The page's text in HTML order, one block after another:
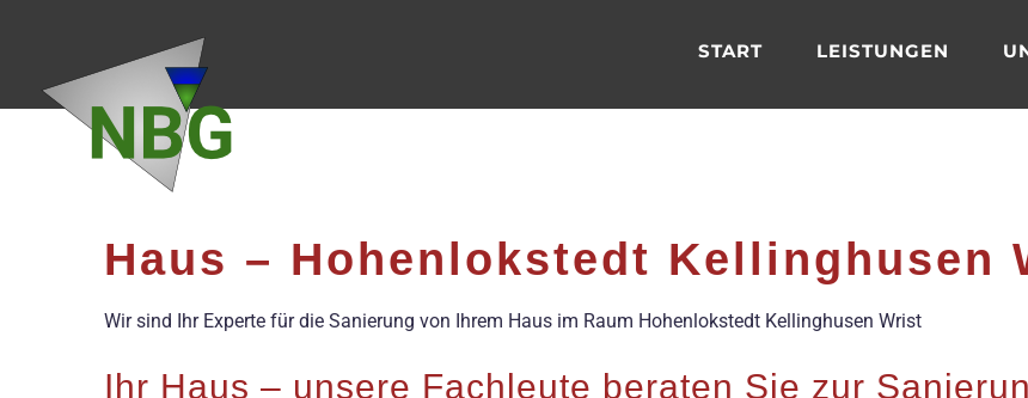
springen
START LEISTUNGEN
Haus – Hohenlokstedt Kellinghusen
Wir sind Ihr Experte für die Sanierung von Ihrem Haus im Raum Hohenlokstedt Kellinghusen Wrist
Ihr Haus – unsere Fachleute beraten Sie zur